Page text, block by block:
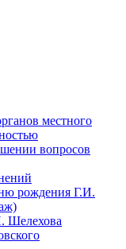
местного
вопросов
рождения Г.И.
Шелехова